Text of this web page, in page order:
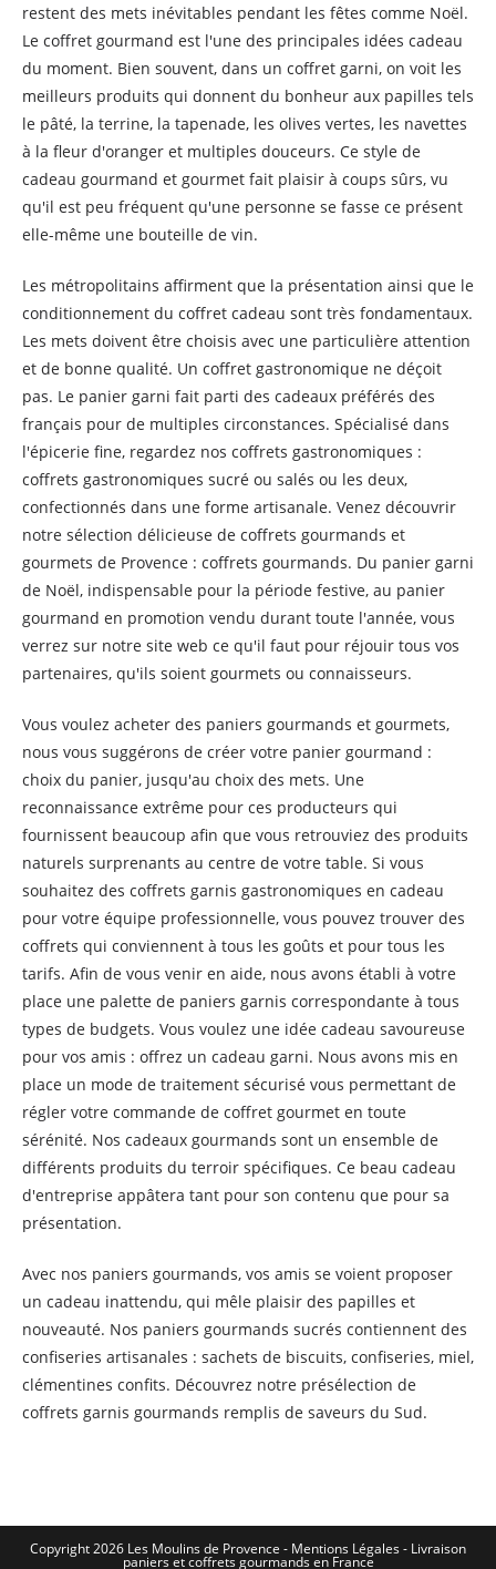
restent des mets inévitables pendant les fêtes comme Noël.
Le coffret gourmand est l'une des principales idées cadeau
du moment. Bien souvent, dans un coffret garni, on voit les
meilleurs produits qui donnent du bonheur aux papilles tels
le pâté, la terrine, la tapenade, les olives vertes, les navettes
à la fleur d'oranger et multiples douceurs. Ce style de
cadeau gourmand et gourmet fait plaisir à coups sûrs, vu
qu'il est peu fréquent qu'une personne se fasse ce présent
elle-même une bouteille de vin.
Les métropolitains affirment que la présentation ainsi que le
conditionnement du coffret cadeau sont très fondamentaux.
Les mets doivent être choisis avec une particulière attention
et de bonne qualité. Un coffret gastronomique ne déçoit
pas. Le panier garni fait parti des cadeaux préférés des
français pour de multiples circonstances. Spécialisé dans
l'épicerie fine, regardez nos coffrets gastronomiques :
coffrets gastronomiques sucré ou salés ou les deux,
confectionnés dans une forme artisanale. Venez découvrir
notre sélection délicieuse de coffrets gourmands et
gourmets de Provence : coffrets gourmands. Du panier garni
de Noël, indispensable pour la période festive, au panier
gourmand en promotion vendu durant toute l'année, vous
verrez sur notre site web ce qu'il faut pour réjouir tous vos
partenaires, qu'ils soient gourmets ou connaisseurs.
Vous voulez acheter des paniers gourmands et gourmets,
nous vous suggérons de créer votre panier gourmand :
choix du panier, jusqu'au choix des mets. Une
reconnaissance extrême pour ces producteurs qui
fournissent beaucoup afin que vous retrouviez des produits
naturels surprenants au centre de votre table. Si vous
souhaitez des coffrets garnis gastronomiques en cadeau
pour votre équipe professionnelle, vous pouvez trouver des
coffrets qui conviennent à tous les goûts et pour tous les
tarifs. Afin de vous venir en aide, nous avons établi à votre
place une palette de paniers garnis correspondante à tous
types de budgets. Vous voulez une idée cadeau savoureuse
pour vos amis : offrez un cadeau garni. Nous avons mis en
place un mode de traitement sécurisé vous permettant de
régler votre commande de coffret gourmet en toute
sérénité. Nos cadeaux gourmands sont un ensemble de
différents produits du terroir spécifiques. Ce beau cadeau
d'entreprise appâtera tant pour son contenu que pour sa
présentation.
Avec nos paniers gourmands, vos amis se voient proposer
un cadeau inattendu, qui mêle plaisir des papilles et
nouveauté. Nos paniers gourmands sucrés contiennent des
confiseries artisanales : sachets de biscuits, confiseries, miel,
clémentines confits. Découvrez notre présélection de
coffrets garnis gourmands remplis de saveurs du Sud.
Copyright 2026 Les Moulins de Provence - Mentions Légales - Livraison
paniers et coffrets gourmands en France